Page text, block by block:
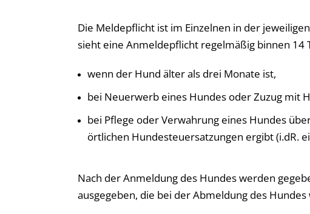
Die Meldepflicht ist im Einzelnen in der
sieht eine Anmeldepflicht regelmäßig binnen 14
wenn der Hund älter als drei Monate ist,
bei Neuerwerb eines Hundes oder Zuzug mit
bei Pflege oder Verwahrung eines Hundes
örtlichen Hundesteuersatzungen ergibt (i.dR.
Nach der Anmeldung des Hundes werden
ausgegeben, die bei der Abmeldung des